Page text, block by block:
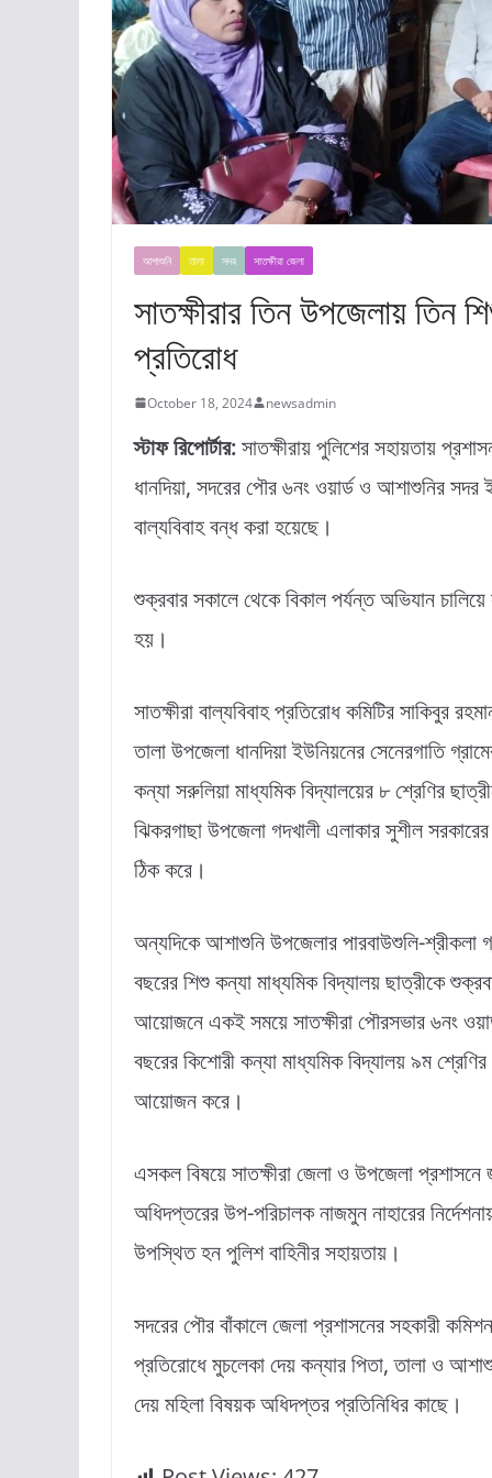
আশাশুনি তালা সদর সাতক্ষীরা জেলা
সাতক্ষীরার তিন উপজেলায় তিন
প্রতিরোধ
October 18, 2024 newsadmin
স্টাফ রিপোর্টার:সাতক্ষীরায় পুলিশের সহায়তায়
ধানদিয়া, সদরের পৌর ৬নং ওয়ার্ড ও আশাশুনির সদর
বাল্যবিবাহ বন্ধ করা হয়েছে।
শুক্রবার সকালে থেকে বিকাল পর্যন্ত অভিযান
হয়।
সাতক্ষীরা বাল্যবিবাহ প্রতিরোধ কমিটির সাকিবুর
তালা উপজেলা ধানদিয়া ইউনিয়নের সেনেরগাতি
কন্যা সরুলিয়া মাধ্যমিক বিদ্যালয়ের ৮ শ্রেণির
ঝিকরগাছা উপজেলা গদখালী এলাকার সুশীল
ঠিক করে।
অন্যদিকে আশাশুনি উপজেলার পারবাউশুলি-শ্রীকলা
বছরের শিশু কন্যা মাধ্যমিক বিদ্যালয় ছাত্রীকে
আয়োজনে এক‌ই সময়ে সাতক্ষীরা পৌরসভার ৬নং
বছরের কিশোরী কন্যা মাধ্যমিক বিদ্যালয় ৯ম
আয়োজন করে।
এসকল বিষয়ে সাতক্ষীরা জেলা ও উপজেলা প্রশাসনে
অধিদপ্তরের উপ-পরিচালক নাজমুন নাহারের‌
উপস্থিত হন পুলিশ বাহিনীর সহায়তায়।
সদরের পৌর বাঁকালে জেলা প্রশাসনের সহকারী
প্রতিরোধে মুচলেকা দেয় কন্যার পিতা, তালা ও
দেয় মহিলা বিষয়ক অধিদপ্তর প্রতিনিধির কাছে।